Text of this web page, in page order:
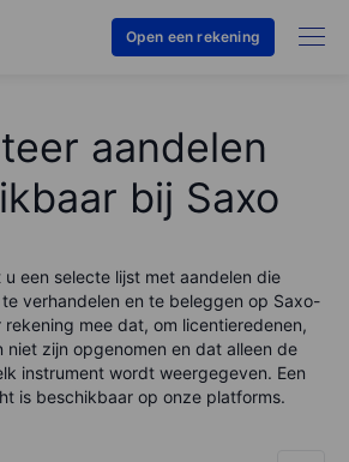
Open een rekening
aandelen
bij Saxo
een selecte lijst met aandelen die
verhandelen en te beleggen op Saxo-
mee dat, om licentieredenen,
niet zijn opgenomen en dat alleen de
instrument wordt weergegeven. Een
is beschikbaar op onze platforms.